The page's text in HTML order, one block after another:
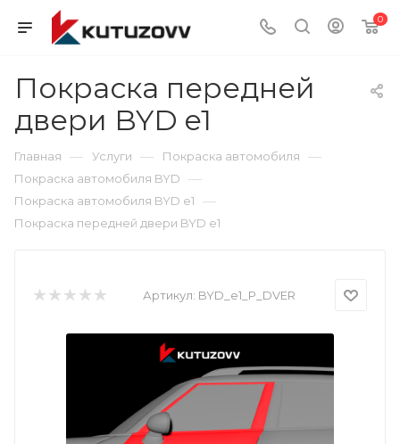
0
Покраска передней
двери BYD e1
Главная — Услуги — Покраска автомобиля —
Покраска автомобиля BYD —
Покраска автомобиля BYD e1 —
Покраска передней двери BYD e1
Артикул: BYD_e1_P_DVER